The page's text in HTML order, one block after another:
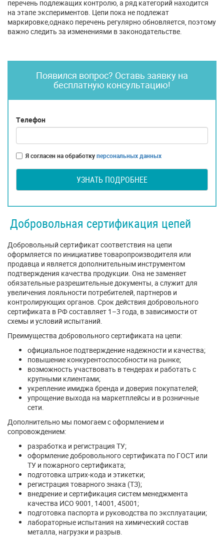
перечень подлежащих контролю, а ряд категорий находится
на этапе экспериментов. Цепи пока не подлежат
маркировке,однако перечень регулярно обновляется, поэтому
важно следить за изменениями в законодательстве.
Появился вопрос? Оставь заявку на
бесплатную консультацию!
Телефон
Я согласен на обработкуперсональных данных
УЗНАТЬ ПОДРОБНЕЕ
Добровольная сертификация цепей
Добровольный сертификат соответствия на цепи
оформляется по инициативе товаропроизводителя или
продавца и является дополнительным инструментом
подтверждения качества продукции. Она не заменяет
обязательные разрешительные документы, а служит для
увеличения лояльности потребителей, партнеров и
контролирующих органов. Срок действия добровольного
сертификата в РФ составляет 1–3 года, в зависимости от
схемы и условий испытаний.
Преимущества добровольного сертификата на цепи:
официальное подтверждение надежности и качества;
повышение конкурентоспособности на рынке;
возможность участвовать в тендерах и работать с
крупными клиентами;
укрепление имиджа бренда и доверия покупателей;
упрощение выхода на маркетплейсы и в розничные
сети.
Дополнительно мы помогаем с оформлением и
сопровождением:
разработка и регистрация ТУ;
оформление добровольного сертификата по ГОСТ или
ТУ и пожарного сертификата;
подготовка штрих-кода и этикетки;
регистрация товарного знака (ТЗ);
внедрение и сертификация систем менеджмента
качества ИСО 9001, 14001, 45001;
подготовка паспорта и руководства по эксплуатации;
лабораторные испытания на химический состав
металла, нагрузки и разрыв.